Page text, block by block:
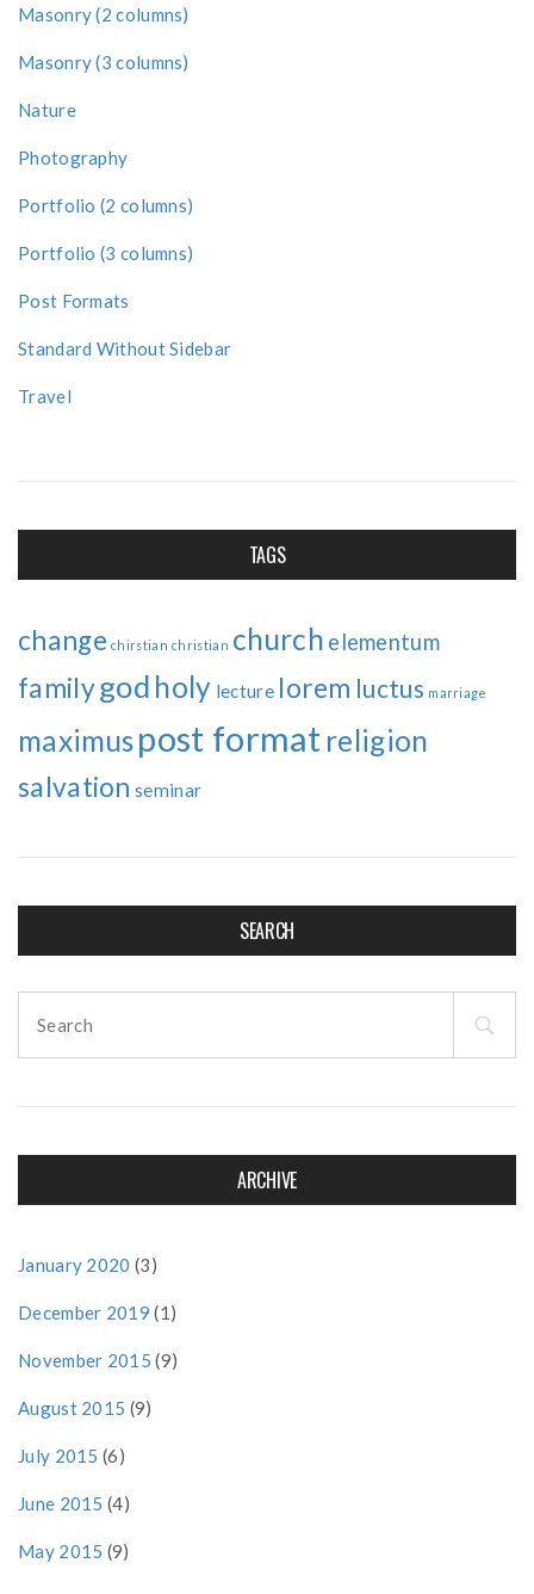
Masonry (2 columns)
Masonry (3 columns)
Nature
Photography
Portfolio (2 columns)
Portfolio (3 columns)
Post Formats
Standard Without Sidebar
Travel
TAGS
change chirstian christian church elementum
familygod holy lecture lorem luctus marriage
maximuspost format religion
salvation seminar
SEARCH
for:
ARCHIVE
January 2020 (3)
December 2019 (1)
November 2015 (9)
August 2015 (9)
July 2015 (6)
June 2015 (4)
May 2015 (9)